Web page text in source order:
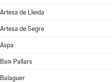
Artesa de Lleida
Artesa de Segre
Aspa
Baix Pallars
Balaguer